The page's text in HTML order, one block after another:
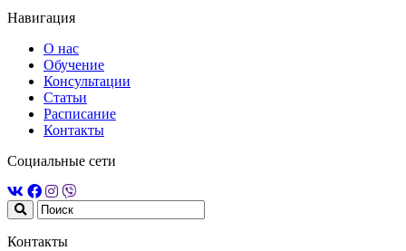
Навигация
О нас
Обучение
Консультации
Статьи
Расписание
Контакты
Социальные сети
Контакты